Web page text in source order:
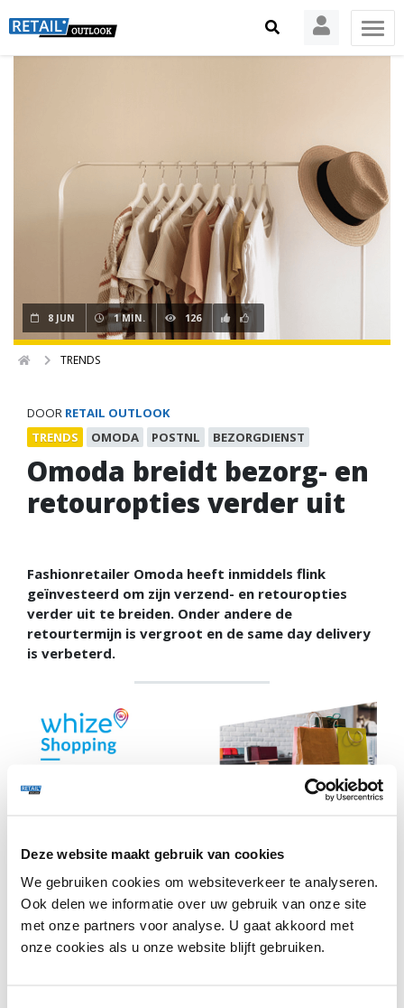
Deze website maakt gebruik van cookies
We gebruiken cookies om websiteverkeer te analyseren.
Ook delen we informatie over uw gebruik van onze site
met onze partners voor analyse. U gaat akkoord met
onze cookies als u onze website blijft gebruiken.
8 JUN 1 MIN. 126
TRENDS
DOOR RETAIL OUTLOOK
TRENDS
OMODA POSTNL BEZORGDIENST
Omoda breidt bezorg- en
retouropties verder uit
Fashionretailer Omoda heeft inmiddels flink
geïnvesteerd om zijn verzend- en retouropties
verder uit te breiden. Onder andere de
retourtermijn is vergroot en de same day delivery
is verbeterd.
aangesloten is als bezorgdienst. Hierdoor kan je op
dezelfde dag vóór 1 uur bestellen en het die dag dan
ook nog binnen krijgen. Eerder was dit 12 uur. Ook kan
je een product nu 365 dagen lang retourneren. Die
termijn verliep eerst bij 100 dagen. Ook het aantal
ophaalpunten is sterk toegenomen. Nu kan dat bij meer